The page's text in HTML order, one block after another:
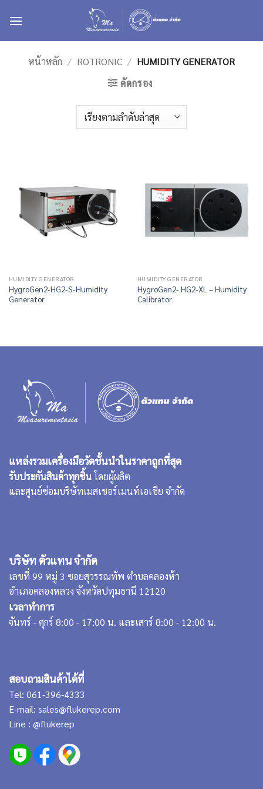
หน้าหลัก / ROTRONIC / HUMIDITY GENERATOR
คัดกรอง
HUMIDITY GENERATOR
HygroGen2-HG2-S-Humidity
Generator
HUMIDITY GENERATOR
HygroGen2- HG2-XL – Humidity
Calibrator
แหล่งรวมเครื่องมือวัดชั้นนำในราคาถูกที่สุด
รับประกันสินค้าทุกชิ้น โดยผู้ผลิต
และศูนย์ซ่อมบริษัทเมสเชอร์เมนท์เอเชีย จำกัด
บริษัท ตัวแทน จำกัด
เลขที่ 99 หมู่ 3 ซอยสุวรรณทัพ ตำบลคลองห้า
อำเภอคลองหลวง จังหวัดปทุมธานี 12120
เวลาทำการ
จันทร์ - ศุกร์ 8:00 - 17:00 น. และเสาร์ 8:00 - 12:00 น.
สอบถามสินค้าได้ที่
Tel: 061-396-4333
E-mail: sales@flukerep.com
Line : @flukerep